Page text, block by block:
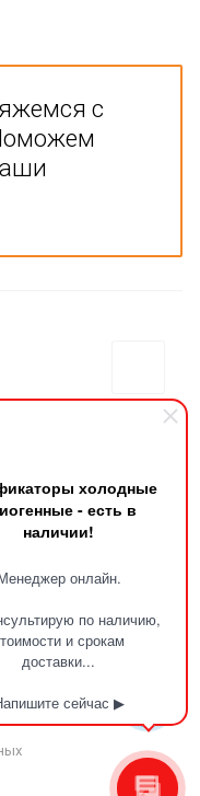
холодные
- есть в
наличии!
онлайн.
по наличию,
и срокам
доставки...
сейчас ▶
с